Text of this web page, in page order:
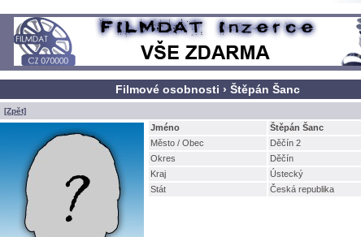
Filmové osobnosti › Štěpán Šanc
[Zpět]
Jméno
těpán Šanc
Město / Obec
Děčín 2
Okres
Děčín
Kraj
Ústecký
Stát
Česká republika